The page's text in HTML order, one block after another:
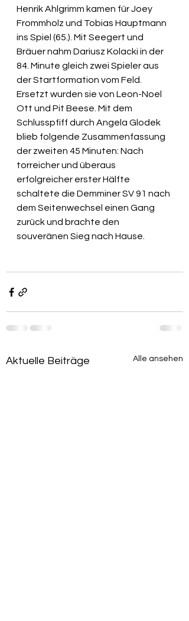
Henrik Ahlgrimm kamen für Joey
Frommholz und Tobias Hauptmann
ins Spiel (65.). Mit Seegert und
Bräuer nahm Dariusz Kolacki in der
84. Minute gleich zwei Spieler aus
der Startformation vom Feld.
Ersetzt wurden sie von Leon-Noel
Ott und Pit Beese . Mit dem
Schlusspfiff durch Angela Glodek
blieb folgende Zusammenfassung
der zweiten 45 Minuten: Nach
torreicher und überaus
erfolgreicher erster Hälfte
schaltete die Demminer SV 91 nach
dem Seitenwechsel einen Gang
zurück und brachte den
souveränen Sieg nach Hause.
Aktuelle Beiträge Alle ansehen